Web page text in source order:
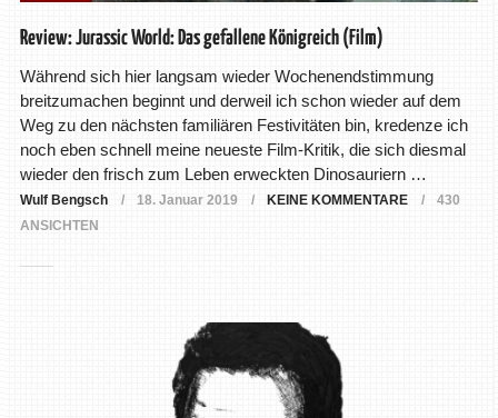
Review: Jurassic World: Das gefallene Königreich (Film)
Während sich hier langsam wieder Wochenendstimmung
breitzumachen beginnt und derweil ich schon wieder auf dem
Weg zu den nächsten familiären Festivitäten bin, kredenze ich
noch eben schnell meine neueste Film-Kritik, die sich diesmal
wieder den frisch zum Leben erweckten Dinosauriern …
Wulf Bengsch 18. Januar 2019 KEINE KOMMENTARE
430
ANSICHTEN